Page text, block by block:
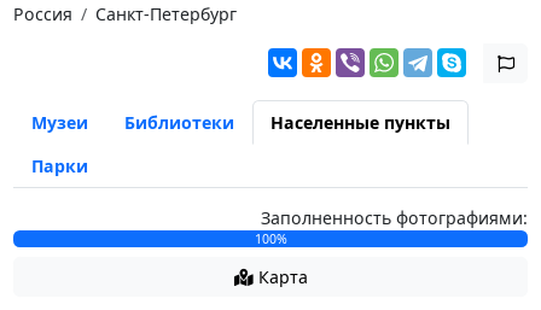
Россия Санкт-Петербург
Музеи Библиотеки
Населенные пункты
Парки
Заполненность фотографиями:
100%
Карта